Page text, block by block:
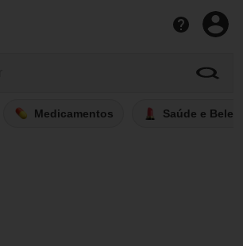
Medicamentos Saúde e